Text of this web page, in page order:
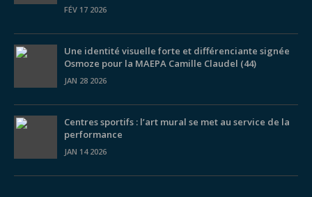
FÉV 17 2026
Une identité visuelle forte et différenciante signée
Osmoze pour la MAEPA Camille Claudel (44)
JAN 28 2026
Centres sportifs : l’art mural se met au service de la
performance
JAN 14 2026